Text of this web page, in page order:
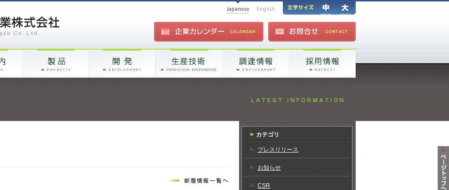
カテゴリ
プレスリリース
お知らせ
CSR